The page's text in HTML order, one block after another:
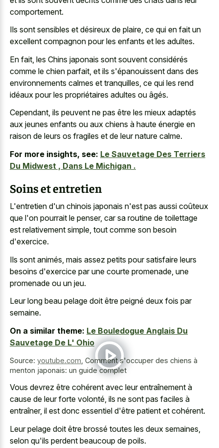
comportement.
Ils sont sensibles et désireux de plaire, ce qui en fait un
excellent compagnon pour les enfants et les adultes.
En fait, les Chins japonais sont souvent considérés
comme le chien parfait, et ils s'épanouissent dans des
environnements calmes et tranquilles, ce qui les rend
idéaux pour les propriétaires adultes ou âgés.
Cependant, ils peuvent ne pas être les mieux adaptés
aux jeunes enfants ou aux chiens à haute énergie en
raison de leurs os fragiles et de leur nature calme.
For more insights, see: Le Sauvetage Des Terriers
Du Midwest , Dans Le Michigan .
Soins et entretien
L'entretien d'un chinois japonais n'est pas aussi coûteux
que l'on pourrait le penser, car sa routine de toilettage
est relativement simple, tout comme son besoin
d'exercice.
Ils sont animés, mais assez petits pour satisfaire leurs
besoins d'exercice par une courte promenade, une
promenade ou un jeu.
Leur long beau pelage doit être peigné deux fois par
semaine.
On a similar theme: Le Bouledogue Anglais Du
Sauvetage De L' Ohio
Source: youtube.com Comment s'occuper des chiens à
menton japonais: un guide complet
Vous devrez être cohérent avec leur entraînement à
cause de leur forte volonté, ils ne sont pas faciles à
entraîner, il est donc essentiel d'être patient et cohérent.
Leur pelage doit être brossé toutes les deux semaines,
selon qu'ils perdent beaucoup de poils.